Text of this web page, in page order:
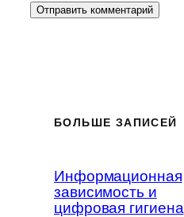
БОЛЬШЕ ЗАПИСЕЙ
Информационная
зависимость и
цифровая гигиена